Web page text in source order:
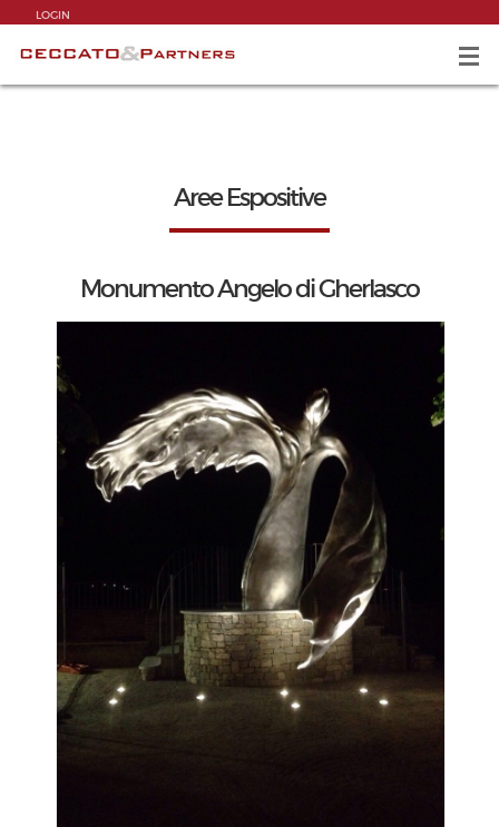
LOGIN
Aree Espositive
Monumento Angelo di Gherlasco